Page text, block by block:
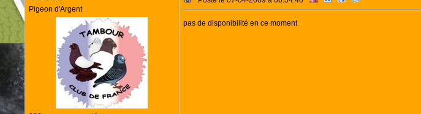
Pigeon d'Argent
pas de disponibilité en ce moment